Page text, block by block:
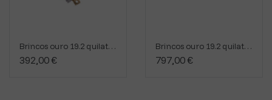
Brincos ouro 19.2 quilates OZI4137-1
392,00 €
Brincos ouro 19.2 quilates 3182A
797,00 €